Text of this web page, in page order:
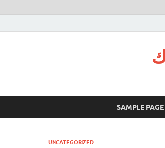
SAMPLE PAGE
UNCATEGORIZED